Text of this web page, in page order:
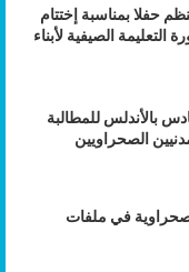
حفلا بمناسبة إختتام
التعليمة الصيفية لأبناء
بالأندلس للمطالبة
الصحراويين
في ملفات